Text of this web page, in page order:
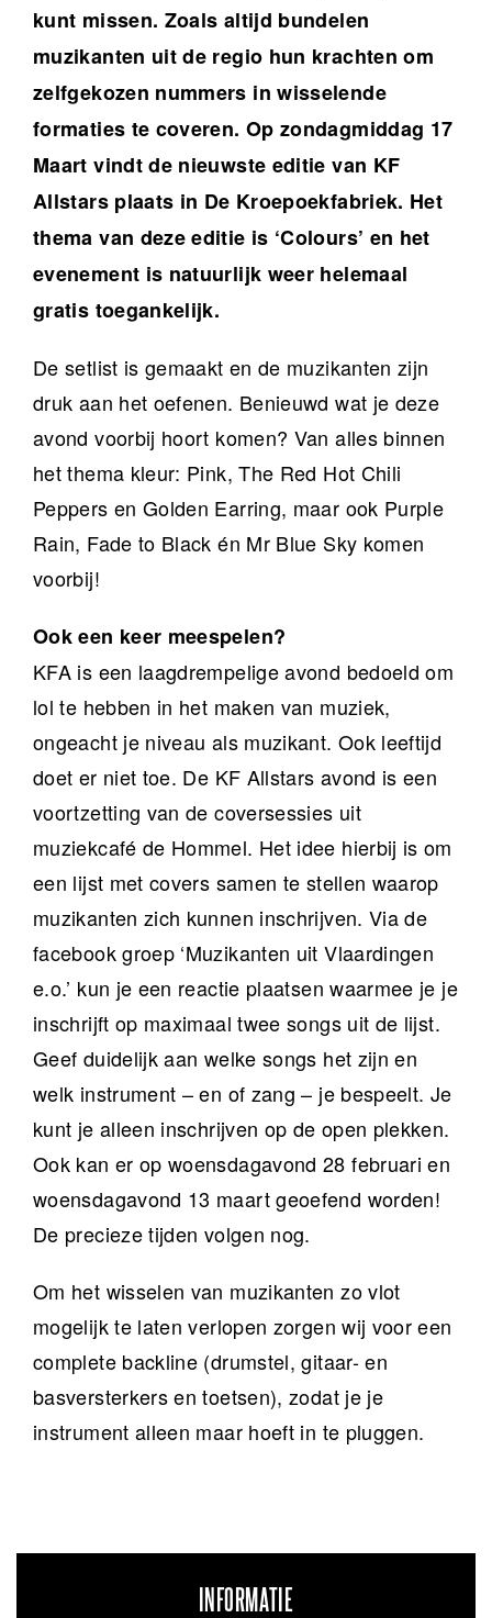
kunt missen. Zoals altijd bundelen
muzikanten uit de regio hun krachten om
zelfgekozen nummers in wisselende
formaties te coveren. Op zondagmiddag 17
Maart vindt de nieuwste editie van KF
Allstars plaats in De Kroepoekfabriek. Het
thema van deze editie is ‘Colours’ en het
evenement is natuurlijk weer helemaal
gratis toegankelijk.
De setlist is gemaakt en de muzikanten zijn
druk aan het oefenen. Benieuwd wat je deze
avond voorbij hoort komen? Van alles binnen
het thema kleur: Pink, The Red Hot Chili
Peppers en Golden Earring, maar ook Purple
Rain, Fade to Black én Mr Blue Sky komen
voorbij!
Ook een keer meespelen?
KFA is een laagdrempelige avond bedoeld om
lol te hebben in het maken van muziek,
ongeacht je niveau als muzikant. Ook leeftijd
doet er niet toe. De KF Allstars avond is een
voortzetting van de coversessies uit
muziekcafé de Hommel. Het idee hierbij is om
een lijst met covers samen te stellen waarop
muzikanten zich kunnen inschrijven. Via de
facebook groep ‘Muzikanten uit Vlaardingen
e.o.’ kun je een reactie plaatsen waarmee je je
inschrijft op maximaal twee songs uit de lijst.
Geef duidelijk aan welke songs het zijn en
welk instrument – en of zang – je bespeelt. Je
kunt je alleen inschrijven op de open plekken.
Ook kan er op woensdagavond 28 februari en
woensdagavond 13 maart geoefend worden!
De precieze tijden volgen nog.
Om het wisselen van muzikanten zo vlot
mogelijk te laten verlopen zorgen wij voor een
complete backline (drumstel, gitaar- en
basversterkers en toetsen), zodat je je
instrument alleen maar hoeft in te pluggen.
INFORMATIE